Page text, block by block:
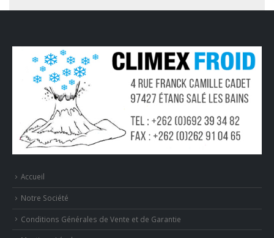
Accueil
Notre Société
Conditions Générales de Vente et de Garantie